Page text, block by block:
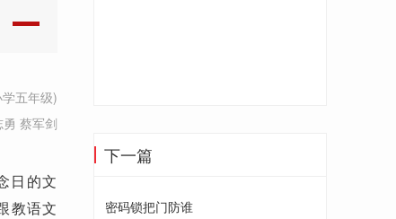
五年级)
蔡军剑
日的文
教语文
下一篇
密码锁把门防谁